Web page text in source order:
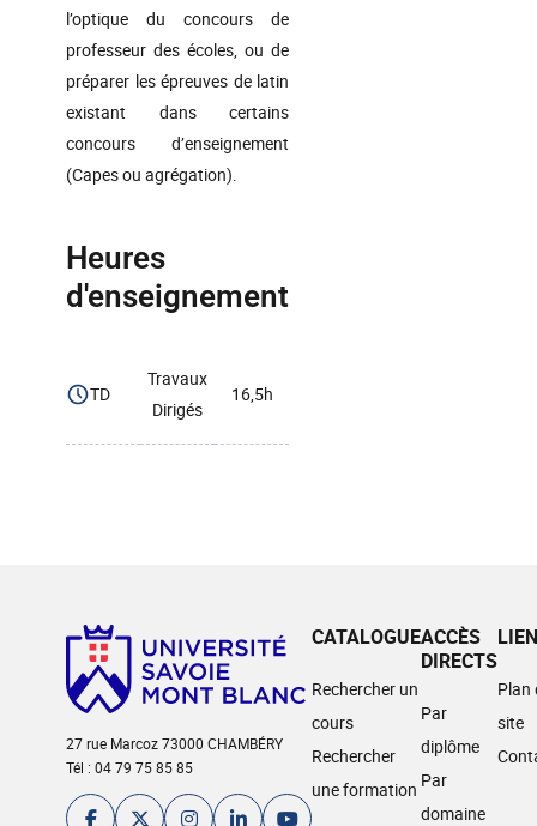
l’optique du concours de
professeur des écoles, ou de
préparer les épreuves de latin
existant dans certains
concours d’enseignement
(Capes ou agrégation).
Heures
d'enseignement
TD
Travaux
Dirigés
16,5h
27 rue Marcoz 73000 CHAMBÉRY
Tél : 04 79 75 85 85
CATALOGUE
Rechercher un
cours
Rechercher
une formation
ACCÈS
DIRECTS
Par
diplôme
Par
domaine
Plan
site